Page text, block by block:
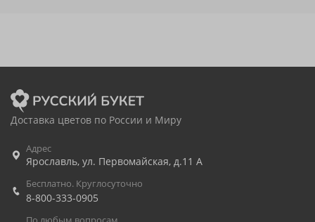
Доставка цветов по России и Миру
Адрес
Ярославль, ул. Первомайская, д.11 А
Бесплатно. Круглосуточно
8-800-333-0905